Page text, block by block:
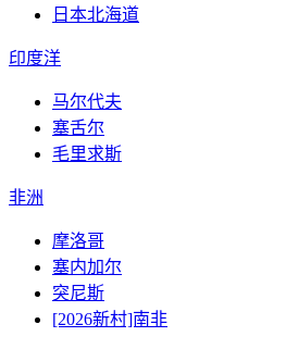
日本北海道
印度洋
马尔代夫
塞舌尔
毛里求斯
非洲
摩洛哥
塞内加尔
突尼斯
[2026新村]南非